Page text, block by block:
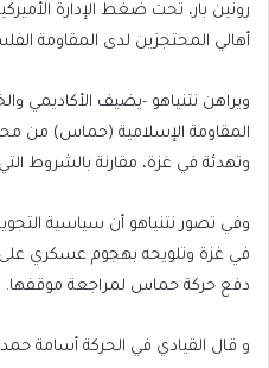
رونين بار، تحت ضغط الإدارة
أهالي المحتجزين لدى المقاومة
ويراهن نتنياهو -يضيف الأكاديمي
المقاومة الإسلامية (حماس) من
وتهدئة في غزة، مقارنة بالشروط
وفي تصور نتنياهو أن سياسية
في غزة وتلويحه بهجوم عسكري
دفع حركة حماس لمراجعة موقفها.
و قال القيادي في الحركة أسامة